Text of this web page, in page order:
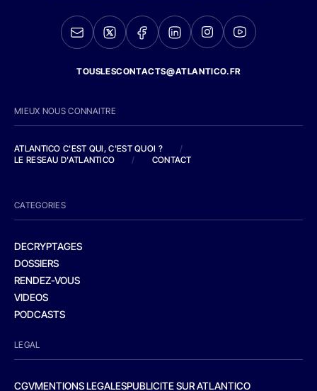
TOUSLESCONTACTS@ATLANTICO.FR
MIEUX NOUS CONNAITRE
ATLANTICO C'EST QUI, C'EST QUOI ?
/
LE RESEAU D'ATLANTICO
/ CONTACT
CATEGORIES
DECRYPTAGES
DOSSIERS
RENDEZ-VOUS
VIDEOS
PODCASTS
LEGAL
CGVMENTIONS LEGALESPUBLICITE SUR ATLANTICO